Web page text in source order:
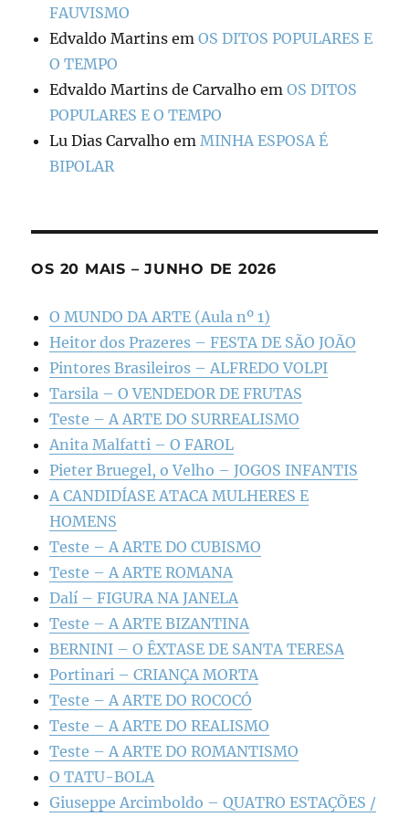
FAUVISMO
Edvaldo Martins emOS DITOS POPULARES E
O TEMPO
Edvaldo Martins de Carvalho emOS DITOS
POPULARES E O TEMPO
Lu Dias Carvalho em MINHA ESPOSA É
BIPOLAR
OS 20 MAIS – JUNHO DE 2026
O MUNDO DA ARTE (Aula nº 1)
Heitor dos Prazeres – FESTA DE SÃO JOÃO
Pintores Brasileiros – ALFREDO VOLPI
Tarsila – O VENDEDOR DE FRUTAS
Teste – A ARTE DO SURREALISMO
Anita Malfatti – O FAROL
Pieter Bruegel, o Velho – JOGOS INFANTIS
A CANDIDÍASE ATACA MULHERES E
HOMENS
Teste – A ARTE DO CUBISMO
Teste – A ARTE ROMANA
Dalí – FIGURA NA JANELA
Teste – A ARTE BIZANTINA
BERNINI – O ÊXTASE DE SANTA TERESA
Portinari – CRIANÇA MORTA
Teste – A ARTE DO ROCOCÓ
Teste – A ARTE DO REALISMO
Teste – A ARTE DO ROMANTISMO
O TATU-BOLA
Giuseppe Arcimboldo – QUATRO ESTAÇÕES /